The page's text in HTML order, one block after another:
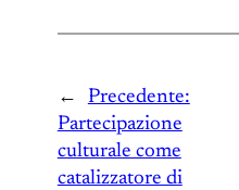
←
Precedente:
Partecipazione
culturale come
catalizzatore di